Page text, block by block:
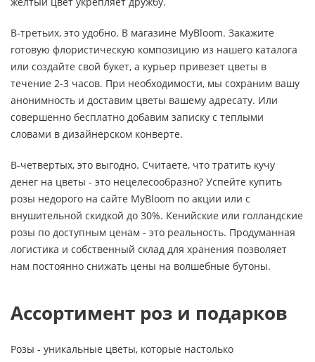
В-третьих, это удобно. В магазине MyBloom. Закажите
готовую флористическую композицию из нашего каталога
или создайте свой букет, а курьер привезет цветы в
течение 2-3 часов. При необходимости, мы сохраним вашу
анонимность и доставим цветы вашему адресату. Или
совершенно бесплатно добавим записку с теплыми
словами в дизайнерском конверте.
В-четвертых, это выгодно. Считаете, что тратить кучу
денег на цветы - это нецелесообразно? Успейте купить
розы недорого на сайте MyBloom по акции или с
внушительной скидкой до 30%. Кенийские или голландские
розы по доступным ценам - это реальность. Продуманная
логистика и собственный склад для хранения позволяет
нам постоянно снижать цены на волшебные бутоны.
Ассортимент роз и подарков
Розы - уникальные цветы, которые настолько